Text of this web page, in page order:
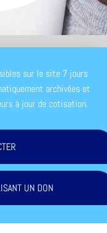
sur le site 7 jours
archivées et
à jour de cotisation.
UN DON